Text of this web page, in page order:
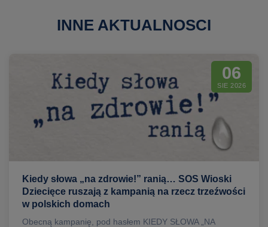
INNE AKTUALNOSCI
06
SIE 2026
Kiedy słowa „na zdrowie!” ranią… SOS Wioski
Dziecięce ruszają z kampanią na rzecz trzeźwości
w polskich domach
Obecną kampanię, pod hasłem KIEDY SŁOWA „NA